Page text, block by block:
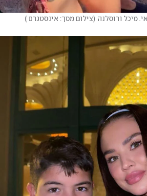
מיכל ורוסלנה (צילום מסך: אינסטגרם )